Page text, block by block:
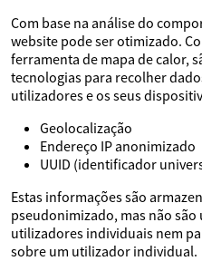
Com base na análise do
website pode ser otimizado.
ferramenta de mapa de calor,
tecnologias para recolher
utilizadores e os seus
Geolocalização
Endereço IP anonimizado
UUID (identificador
Estas informações são
pseudonimizado, mas não
utilizadores individuais nem
sobre um utilizador individual.